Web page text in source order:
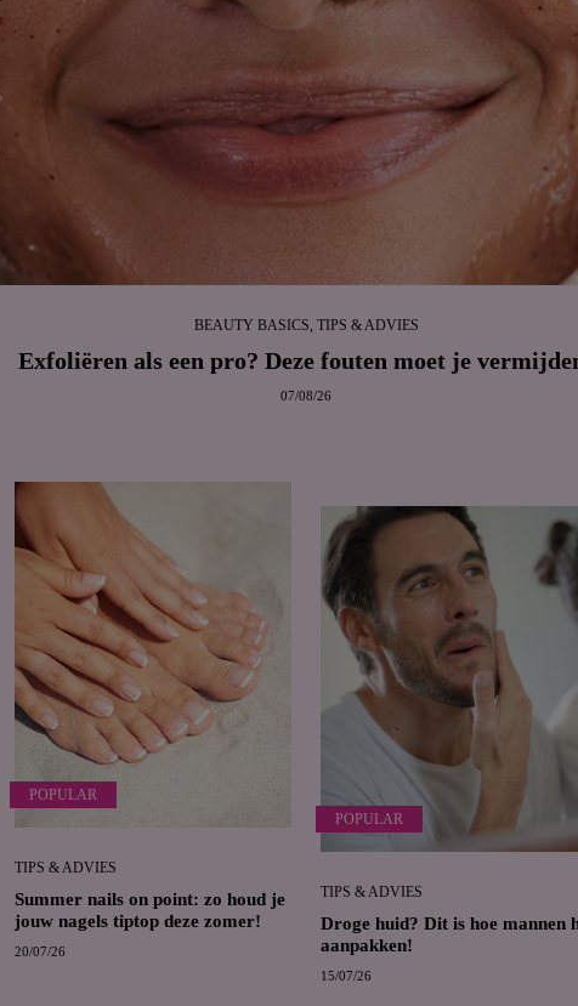
BEAUTY BASICS, TIPS & ADVIES
Exfoliëren als een pro? Deze fouten moet je
07/08/26
POPULAR
TIPS & ADVIES
Summer nails on point: zo houd je
jouw nagels tiptop deze zomer!
20/07/26
POPULAR
TIPS & ADVIES
Droge huid? Dit is hoe mannen
aanpakken!
15/07/26